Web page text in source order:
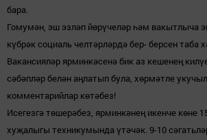
бара.
Гомумән, эш эзләп йөрүчеләр һәм вакытлыча
күбрәк социаль челтәрләрдә бер- берсен таба
Вакансияләр ярминкәсенә бик аз кешенең
сәбәпләр белән аңлатып була, хөрмәтле
комментарийлар көтәбез!
Исегезгә төшерәбез, ярминкәнең икенче көне
хуҗалыгы техникумында үтәчәк. 9-10